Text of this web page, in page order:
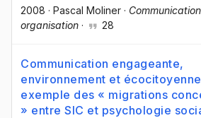
2008 · Pascal Moliner ·
organisation · 28
Communication engageante,
environnement et
exemple des « migrations
» entre SIC et psychologie